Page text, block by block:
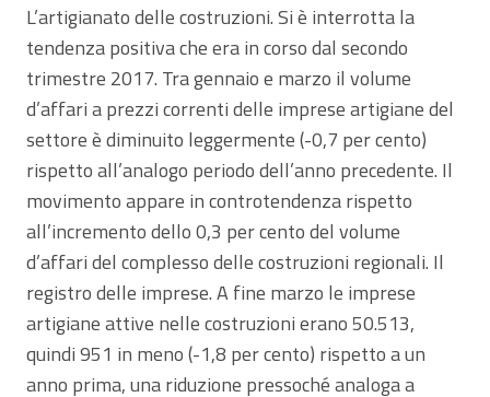
L’artigianato delle costruzioni. Si è interrotta la
tendenza positiva che era in corso dal secondo
trimestre 2017. Tra gennaio e marzo il volume
d’affari a prezzi correnti delle imprese artigiane del
settore è diminuito leggermente (-0,7 per cento)
rispetto all’analogo periodo dell’anno precedente. Il
movimento appare in controtendenza rispetto
all’incremento dello 0,3 per cento del volume
d’affari del complesso delle costruzioni regionali. Il
registro delle imprese. A fine marzo le imprese
artigiane attive nelle costruzioni erano 50.513,
quindi 951 in meno (-1,8 per cento) rispetto a un
anno prima, una riduzione pressoché analoga a